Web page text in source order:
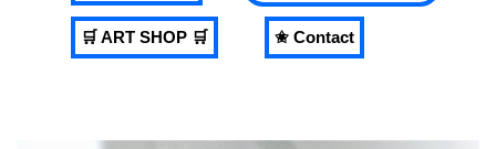
🛒 ART SHOP 🛒 ✬ Contact